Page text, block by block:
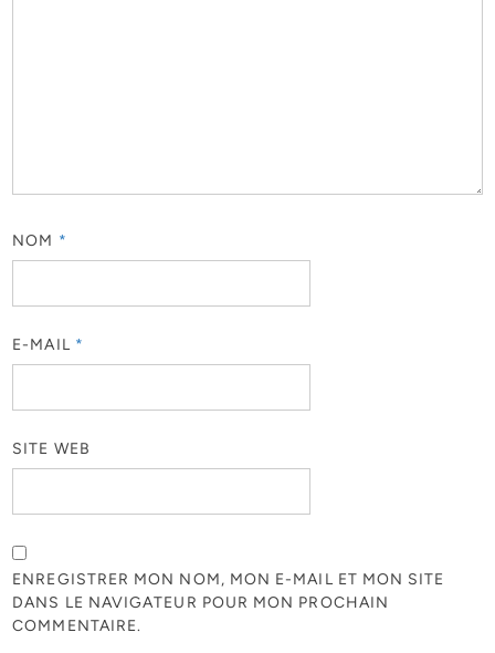
NOM *
E-MAIL *
SITE WEB
ENREGISTRER MON NOM, MON E-MAIL ET MON SITE
DANS LE NAVIGATEUR POUR MON PROCHAIN
COMMENTAIRE.